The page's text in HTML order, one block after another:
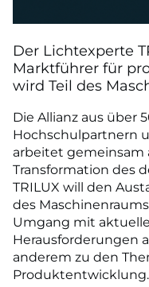
Der Lichtexperte
Marktführer für
wird Teil des
Die Allianz aus über
Hochschulpartnern
arbeitet gemeinsam
Transformation des
TRILUX will den
des
Umgang mit
Herausforderungen
anderem zu den
Produktentwicklung.